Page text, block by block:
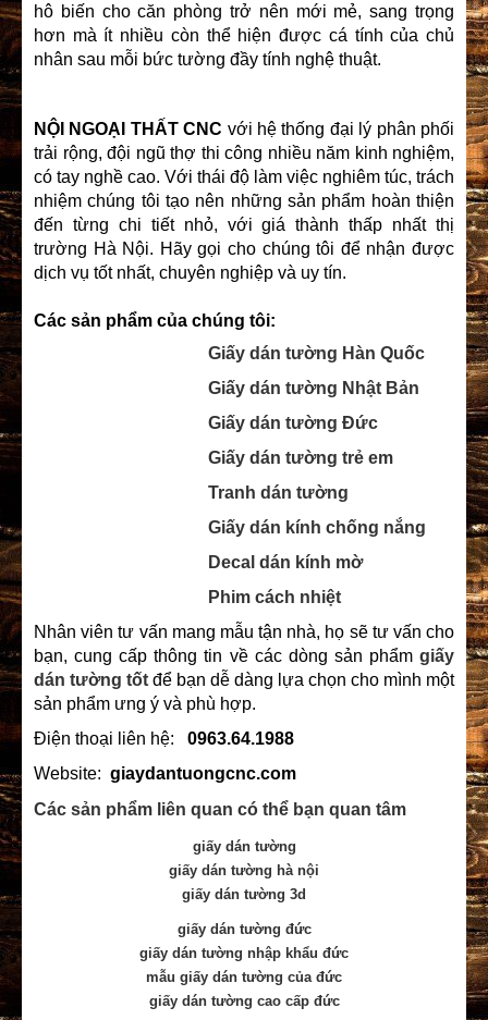
hô biến cho căn phòng trở nên mới mẻ, sang trọng
hơn mà ít nhiều còn thể hiện được cá tính của chủ
nhân sau mỗi bức tường đầy tính nghệ thuật.
NỘI NGOẠI THẤT CNC với hệ thống đại lý phân phối
trải rộng, đội ngũ thợ thi công nhiều năm kinh nghiệm,
có tay nghề cao. Với thái độ làm việc nghiêm túc, trách
nhiệm chúng tôi tạo nên những sản phẩm hoàn thiện
đến từng chi tiết nhỏ, với giá thành thấp nhất thị
trường Hà Nội. Hãy gọi cho chúng tôi để nhận được
dịch vụ tốt nhất, chuyên nghiệp và uy tín.
Các sản phẩm của chúng tôi:
Giấy dán tường Hàn Quốc
Giấy dán tường Nhật Bản
Giấy dán tường Đức
Giấy dán tường trẻ em
Tranh dán tường
Giấy dán kính chống nắng
Decal dán kính mờ
Phim cách nhiệt
Nhân viên tư vấn mang mẫu tận nhà, họ sẽ tư vấn cho
bạn, cung cấp thông tin về các dòng sản phẩm giấy
dán tường tốt để bạn dễ dàng lựa chọn cho mình một
sản phẩm ưng ý và phù hợp.
Điện thoại liên hệ: 0963.64.1988
Website: giaydantuongcnc.com
Các sản phẩm liên quan có thể bạn quan tâm
giấy dán tường
giấy dán tường hà nội
giấy dán tường 3d
giấy dán tường đức
giấy dán tường nhập khẩu đức
mẫu giấy dán tường của đức
giấy dán tường cao cấp đức